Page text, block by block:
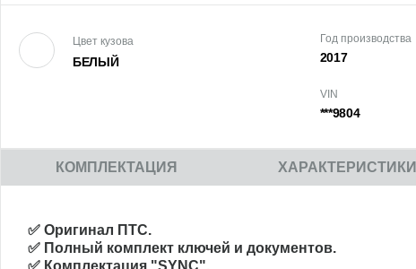
Цвет кузова
БЕЛЫЙ
Год производства
2017
VIN
***9804
КОМПЛЕКТАЦИЯ ХАРАКТЕРИСТИКИ
✅ Оригинал ПТС.
✅ Полный комплект ключей и документов.
✅ Комплектация "SYNC".